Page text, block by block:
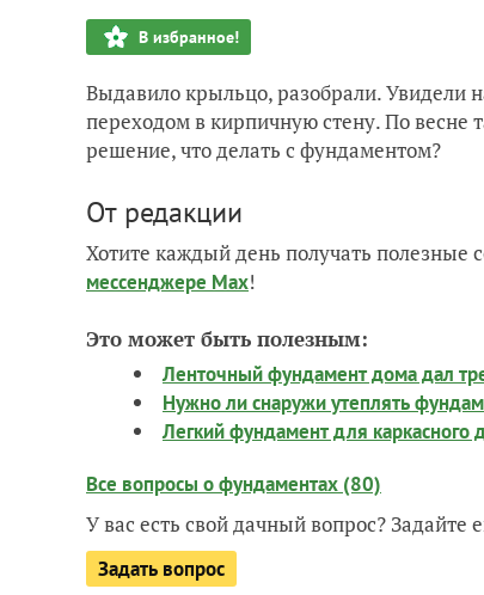
В избранное!
Выдавило крыльцо, разобрали. Увидели
переходом в кирпичную стену. По весне
решение, что делать с фундаментом?
От редакции
Хотите каждый день получать полезные
мессенджере Max!
Это может быть полезным:
Ленточный фундамент дома дал
Нужно ли снаружи утеплять
Легкий фундамент для каркасного
Все вопросы о фундаментах (80)
У вас есть свой дачный вопрос?
Задать вопрос